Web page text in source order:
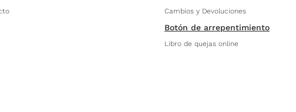
Cambios y Devoluciones
Botón de arrepentimiento
Libro de quejas online